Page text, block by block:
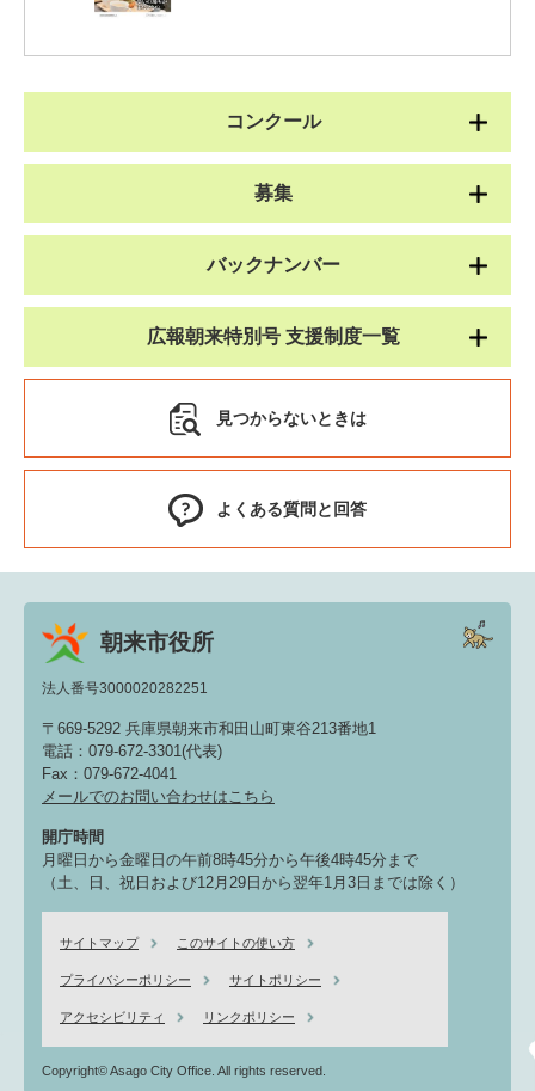
コンクール
募集
バックナンバー
広報朝来特別号 支援制度一覧
見つからないときは
よくある質問と回答
朝来市役所
法人番号3000020282251
〒669-5292 兵庫県朝来市和田山町東谷213番地1
電話：079-672-3301(代表)
Fax：079-672-4041
メールでのお問い合わせはこちら
開庁時間
月曜日から金曜日の午前8時45分から午後4時45分まで
（土、日、祝日および12月29日から翌年1月3日までは除く）
サイトマップ このサイトの使い方
プライバシーポリシー サイトポリシー
アクセシビリティ リンクポリシー
Copyright© Asago City Office. All rights reserved.